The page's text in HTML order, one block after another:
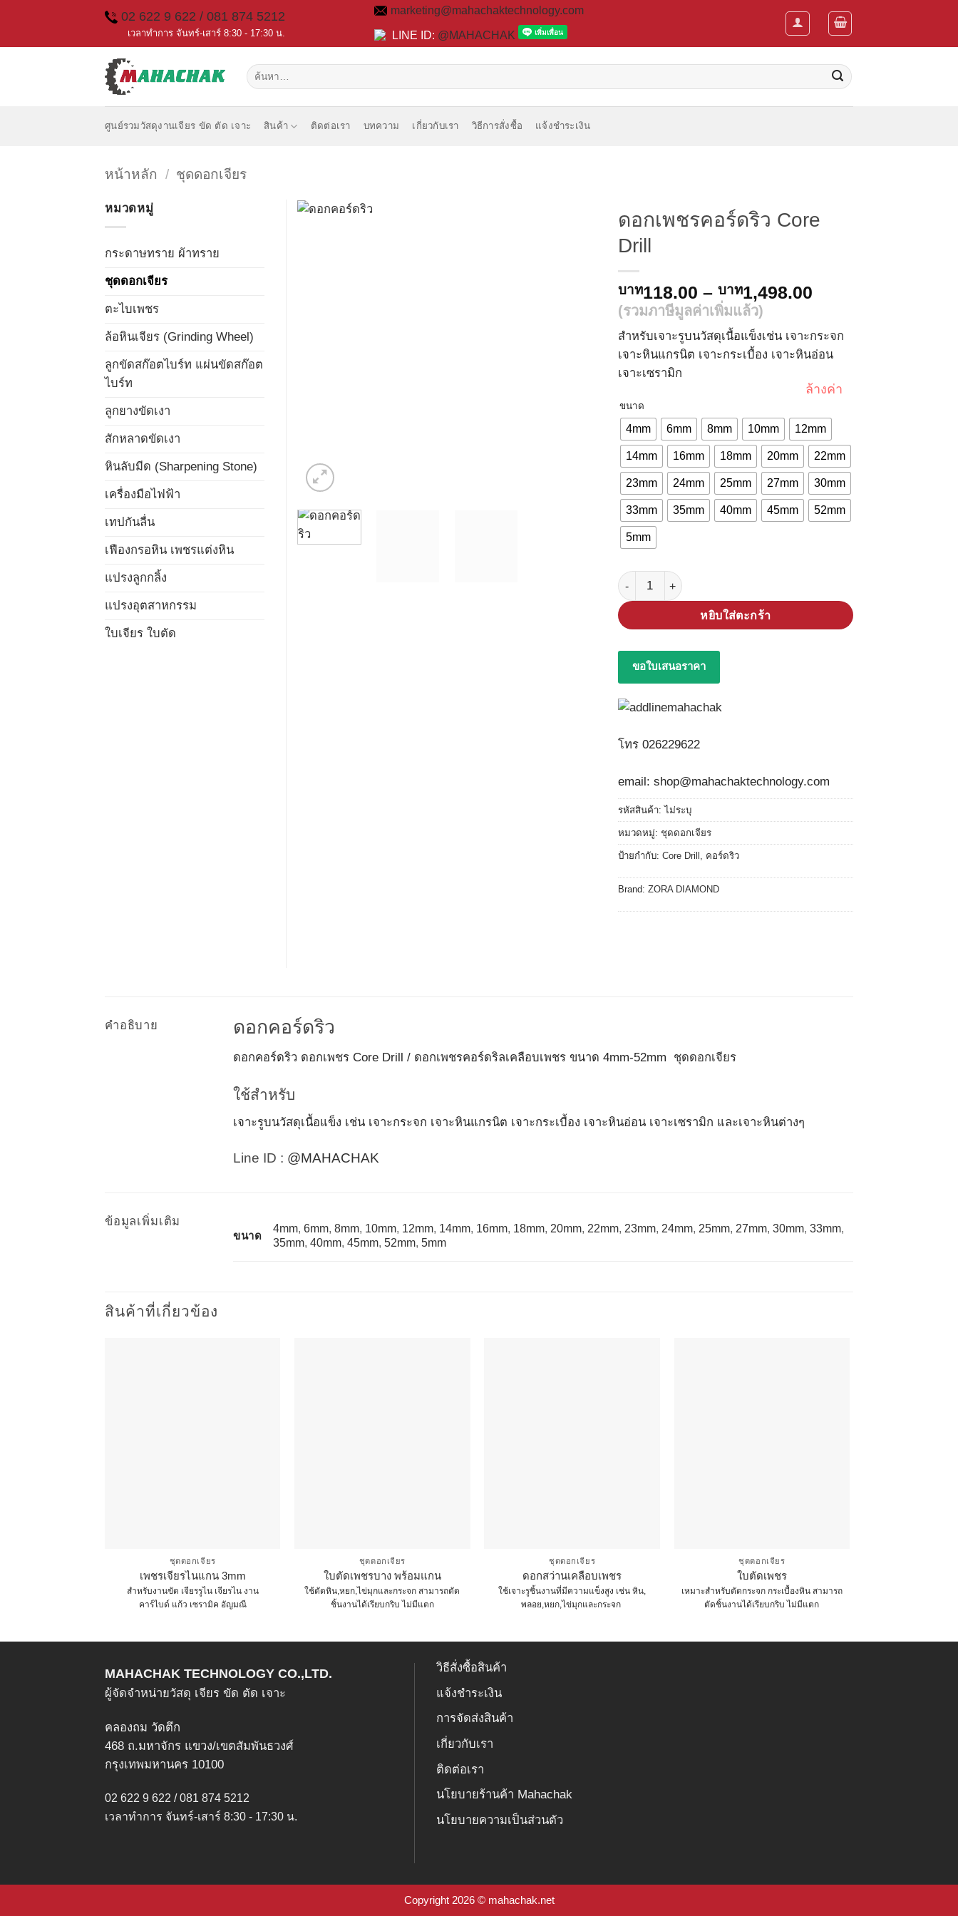
content
02 622 9 622 / 081 874 5212
เวลาทำการ จันทร์-เสาร์ 8:30 - 17:30 น.
marketing@mahachaktechnology.com
LINE ID: @MAHACHAK
ค้นหา:
ศูนย์รวมวัสดุงานเจียร ขัด ตัด เจาะ สินค้า ติดต่อเรา บทความ เกี่ยวกับเรา วิธีการสั่งซื้อ แจ้งชำระเงิน
หน้าหลัก / ชุดดอกเจียร
ดอกเพชรคอร์ดริว Core
Drill
บาท118.00 – บาท1,498.00
through
บาท1,498.00
(รวมภาษีมูลค่าเพิ่มแล้ว)
สำหรับเจาะรูบนวัสดุเนื้อแข็งเช่น เจาะกระจก
เจาะหินแกรนิต เจาะกระเบื้อง เจาะหินอ่อน
เจาะเซรามิก
ขนาด
4mm 6mm 8mm 10mm 12mm
14mm 16mm 18mm 20mm 22mm
23mm 24mm 25mm 27mm 30mm
33mm 35mm 40mm 45mm 52mm
5mm
ล้างค่า
จำนวน ดอกเพชรคอร์ดริว Core Drill ชิ้น
หยิบใส่ตะกร้า
ขอใบเสนอราคา
โทร 026229622
email: shop@mahachaktechnology.com
รหัสสินค้า: ไม่ระบุ
หมวดหมู่: ชุดดอกเจียร
ป้ายกำกับ: Core Drill คอร์ดริว
Brand: ZORA DIAMOND
หมวดหมู่
กระดาษทราย ผ้าทราย
ชุดดอกเจียร
ตะไบเพชร
ล้อหินเจียร (Grinding Wheel)
ลูกขัดสก๊อตไบร์ท แผ่นขัดสก๊อต
ไบร์ท
ลูกยางขัดเงา
สักหลาดขัดเงา
หินลับมีด (Sharpening Stone)
เครื่องมือไฟฟ้า
เทปกันลื่น
เฟืองกรอหิน เพชรแต่งหิน
แปรงลูกกลิ้ง
แปรงอุตสาหกรรม
ใบเจียร ใบตัด
คำอธิบาย ดอกคอร์ดริว
ดอกคอร์ดริว ดอกเพชร Core Drill / ดอกเพชรคอร์ดริลเคลือบเพชร ขนาด 4mm-52mm ชุดดอกเจียร
ใช้สำหรับ
เจาะรูบนวัสดุเนื้อแข็ง เช่น เจาะกระจก เจาะหินแกรนิต เจาะกระเบื้อง เจาะหินอ่อน เจาะเซรามิก และเจาะหินต่างๆ
Line ID : @MAHACHAK
ข้อมูลเพิ่มเติม
ขนาด
4mm,6mm,8mm, 10mm, 12mm, 14mm, 16mm, 18mm, 20mm, 22mm, 23mm, 24mm, 25mm, 27mm,30mm,33mm,
35mm,40mm,45mm,52mm,5mm
สินค้าที่เกี่ยวข้อง
ชุดดอกเจียร
เพชรเจียรไนแกน 3mm
สำหรับงานขัด เจียรรูไน เจียรไน งาน
คาร์ไบด์ แก้ว เซรามิค อัญมณี
multiple
variants.
be
chosen
the
product
ชุดดอกเจียร
ใบตัดเพชรบาง พร้อมแกน
ใช้ตัดหิน,หยก,ไข่มุกและกระจก สามารถตัด
ชิ้นงานได้เรียบกริบ ไม่มีแตก
ชุดดอกเจียร
ดอกสว่านเคลือบเพชร
ใช้เจาะรูชิ้นงานที่มีความแข็งสูง เช่น หิน,
พลอย,หยก,ไข่มุกและกระจก
the
ชุดดอกเจียร
ใบตัดเพชร
เหมาะสำหรับตัดกระจก กระเบื้องหิน สามารถ
ตัดชิ้นงานได้เรียบกริบ ไม่มีแตก
MAHACHAK TECHNOLOGY CO.,LTD.
ผู้จัดจำหน่ายวัสดุ เจียร ขัด ตัด เจาะ
คลองถม วัดตึก
468 ถ.มหาจักร แขวง/เขตสัมพันธวงศ์
กรุงเทพมหานคร 10100
02 622 9 622 / 081 874 5212
เวลาทำการ จันทร์-เสาร์ 8:30 - 17:30 น.
วิธีสั่งซื้อสินค้า
แจ้งชำระเงิน
การจัดส่งสินค้า
เกี่ยวกับเรา
ติดต่อเรา
นโยบายร้านค้า Mahachak
นโยบายความเป็นส่วนตัว
Copyright 2026 © mahachak.net